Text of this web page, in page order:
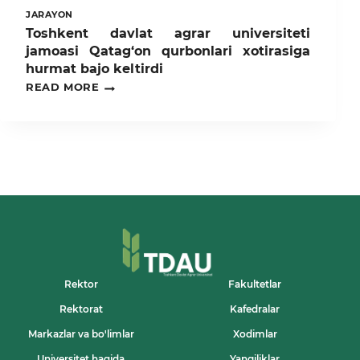
JARAYON
Toshkent davlat agrar universiteti
jamoasi Qatag‘on qurbonlari xotirasiga
hurmat bajo keltirdi
READ MORE
TOSHKENT
HURMAT
Rektor Fakultetlar
Rektorat Kafedralar
Markazlar va bo'limlar Xodimlar